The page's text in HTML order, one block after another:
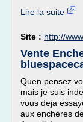
Lire la suite
Site : http://
Vente
Quen pensez
mais je suis
vous deja
aux enchères